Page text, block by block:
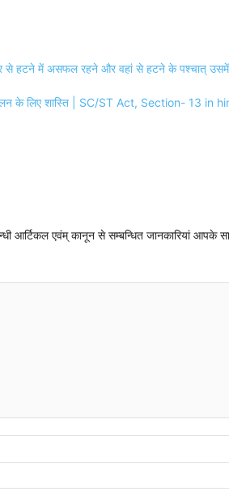
क्षेत्र से हटने में असफल रहने और वहां से हटने के
के लिए शास्ति | SC/ST Act, Section-
आर्टिकल एवंम् कानून से सम्बन्धित जानकारियां